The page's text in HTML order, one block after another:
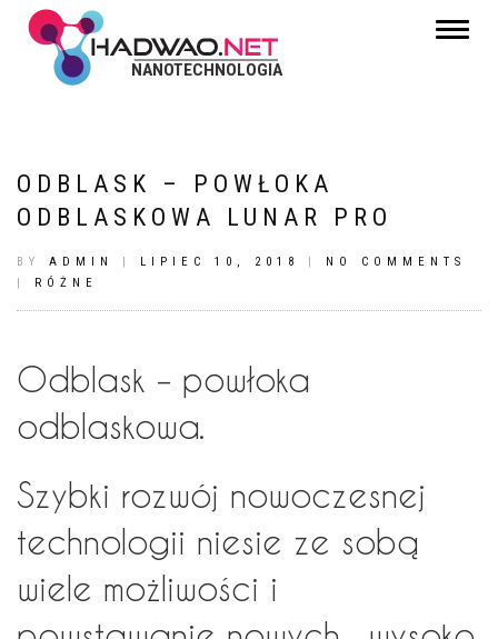
Toggle
NANOTECHNOLOGIA
ODBLASK – POWŁOKA
ODBLASKOWA LUNAR PRO
BY ADMIN | LIPIEC 10, 2018 | NO COMMENTS
| RÓŻNE
Odblask – powłoka
odblaskowa.
Szybki rozwój nowoczesnej
technologii niesie ze sobą
wiele możliwości i